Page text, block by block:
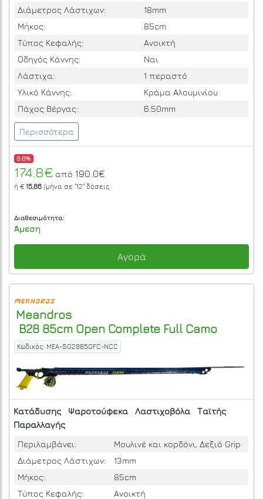
Διάμετρος Λάστιχων:
18mm
Μήκος:
85cm
Τύπος Κεφαλής:
Ανοικτή
Οδηγός Κάννης:
Ναι
Λάστιχα:
1 περαστό
Υλικό Κάννης:
Κράμα Αλουμινίου
Πάχος Βέργας:
6.50mm
Περισσότερα
8.0%
174.8€ από 190.0€
ή € 15,86 /μήνα σε "12" δόσεις
Διαθεσιμότητα:
Άμεση
Αγορά
Meandros
B28 85cm Open Complete Full Camo
Κωδικός: MEA-SG2885OFC-NCC
Κατάδυσης Ψαροτούφεκα Λαστιχοβόλα
Ταϊτής
Παραλλαγής
Περιλαμβάνει:
Μουλινέ και κορδόνι, Δεξιό Grip
Διάμετρος Λάστιχων:
13mm
Μήκος:
85cm
Τύπος Κεφαλής:
Ανοικτή